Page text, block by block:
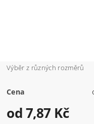
Výběr z různých rozměrů
Cena
od 7,87 Kč